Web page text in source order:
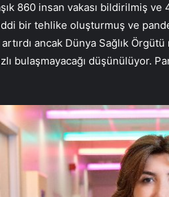
860 insan vakası bildirilmiş
bir tehlike oluşturmuş ve
ancak Dünya Sağlık
bulaşmayacağı düşünülüyor.